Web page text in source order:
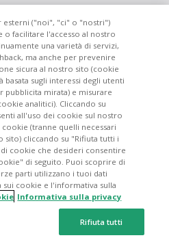
JP DE FR AU
esterni ("noi", "ci" o "nostri")
facilitare l'accesso al nostro
una varietà di servizi,
ma anche per prevenire
sicura al nostro sito (cookie
sugli interessi degli utenti
pubblicita mirata) e misurare
analitici). Cliccando su
all'uso dei cookie sul nostro
(tranne quelli necessari
cliccando su "Rifiuta tutti i
cookie che desideri consentire
di seguito. Puoi scoprire di
parti utilizzano i tuoi dati
cookie e l'informativa sulla
Informativa sulla privacy
Rifiuta tutti